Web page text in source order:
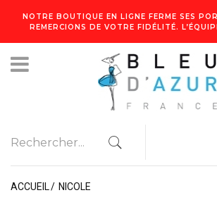
NOTRE BOUTIQUE EN LIGNE FERME SES
REMERCIONS DE VOTRE FIDÉLITÉ.
ACCUEIL NICOLE